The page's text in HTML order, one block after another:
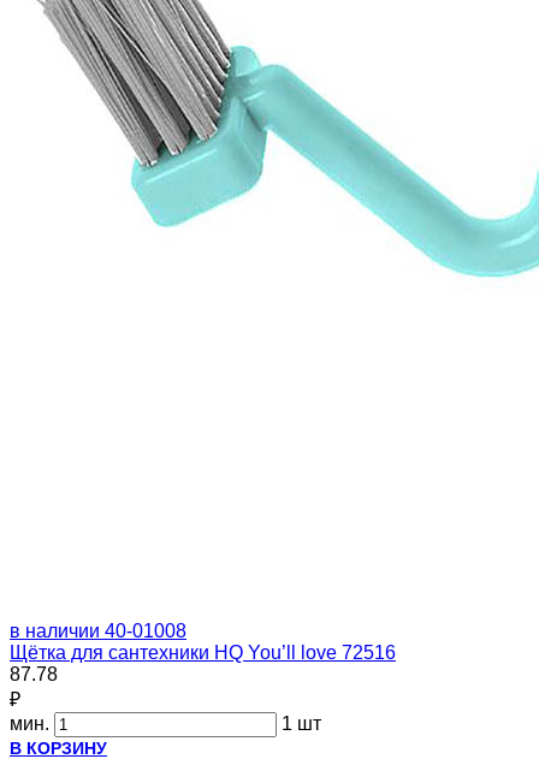
в наличии 40-01008
Щётка для сантехники HQ You’ll love 72516
87.78
₽
мин.
1 шт
В КОРЗИНУ